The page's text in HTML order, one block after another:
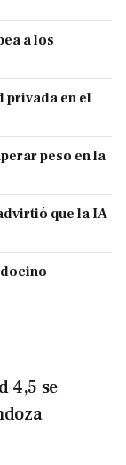
a los
privada en el
peso en la
que la IA
4,5 se